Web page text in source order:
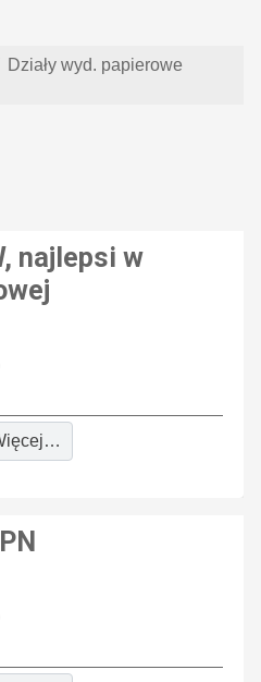
Działy wyd. papierowe
najlepsi w